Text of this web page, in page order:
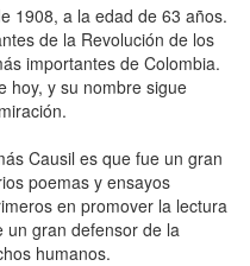
1908, a la edad de 63 años.
de la Revolución de los
importantes de Colombia.
hoy, y su nombre sigue
Causil es que fue un gran
poemas y ensayos
en promover la lectura
un gran defensor de la
humanos.